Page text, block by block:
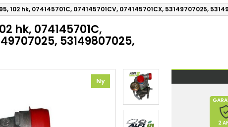
102 hk, 074145701C, 074145701CV, 074145701CX, 53149707025,
hk, 074145701C,
53149807025,
Ny
2